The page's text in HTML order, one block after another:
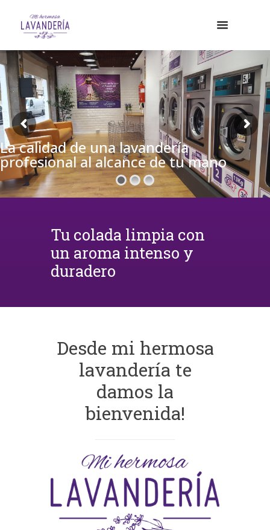
La calidad de una lavandería
profesional al alcance de tu mano
Tu colada limpia con
un aroma intenso y
duradero
Desde mi hermosa
lavandería te
damos la
bienvenida!